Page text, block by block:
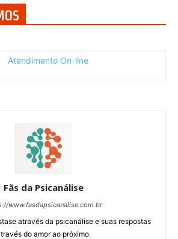
Fãs da Psicanálise
www.fasdapsicanalise.com.br
através da psicanálise e suas respostas
do amor ao próximo.